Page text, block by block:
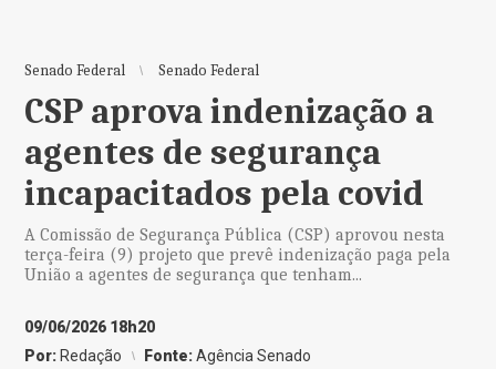
Senado Federal Senado Federal
CSP aprova indenização a
agentes de segurança
incapacitados pela covid
A Comissão de Segurança Pública (CSP) aprovou nesta
terça-feira (9) projeto que prevê indenização paga pela
União a agentes de segurança que tenham...
09/06/2026 18h20
Por: Redação Fonte:Agência Senado